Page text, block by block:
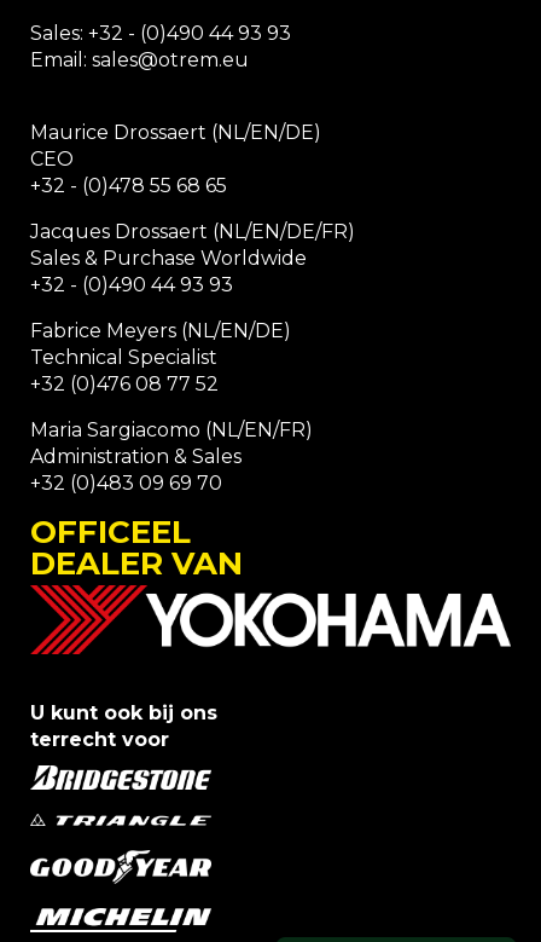
Sales: +32 - (0)490 44 93 93
Email: sales@otrem.eu
Maurice Drossaert (NL/EN/DE)
CEO
+32 - (0)478 55 68 65
Jacques Drossaert (NL/EN/DE/FR)
Sales & Purchase Worldwide
+32 - (0)490 44 93 93
Fabrice Meyers (NL/EN/DE)
Technical Specialist
+32 (0)476 08 77 52
Maria Sargiacomo (NL/EN/FR)
Administration & Sales
+32 (0)483 09 69 70
OFFICEEL
DEALER VAN
U kunt ook bij ons
terrecht voor